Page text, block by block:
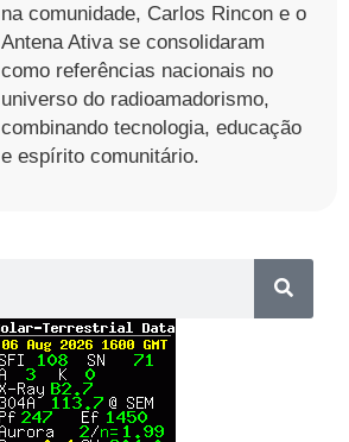
na comunidade, Carlos Rincon e o
Antena Ativa se consolidaram
como referências nacionais no
universo do radioamadorismo,
combinando tecnologia, educação
e espírito comunitário.